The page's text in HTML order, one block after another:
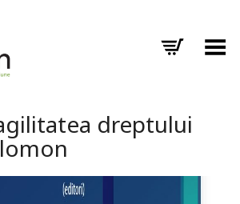
Toggle Menu
dreptului